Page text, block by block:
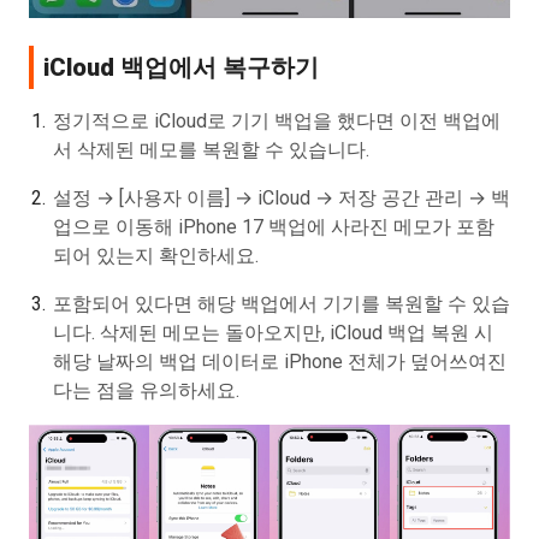
iCloud 백업에서 복구하기
정기적으로 iCloud로 기기 백업을 했다면 이전 백업에
서 삭제된 메모를 복원할 수 있습니다.
설정 → [사용자 이름] → iCloud → 저장 공간 관리 → 백
업으로 이동해 iPhone 17 백업에 사라진 메모가 포함
되어 있는지 확인하세요.
포함되어 있다면 해당 백업에서 기기를 복원할 수 있습
니다. 삭제된 메모는 돌아오지만, iCloud 백업 복원 시
해당 날짜의 백업 데이터로 iPhone 전체가 덮어쓰여진
다는 점을 유의하세요.